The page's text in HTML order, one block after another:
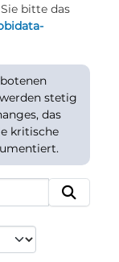
bitte das
stetig
das
kritische